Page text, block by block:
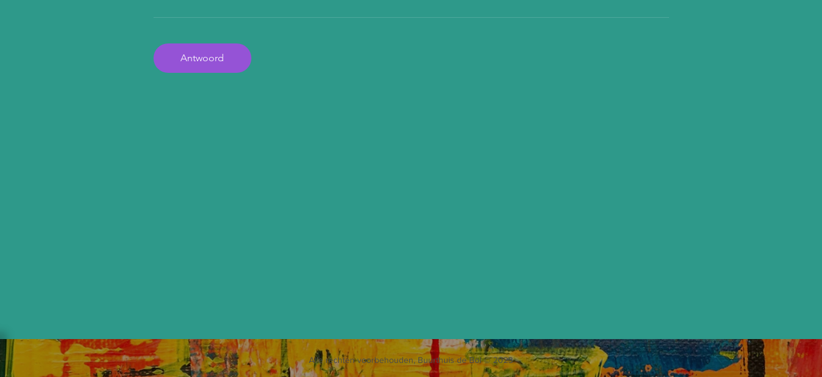
Antwoord
Alle rechten voorbehouden, Buurthuis de Bol © 2023